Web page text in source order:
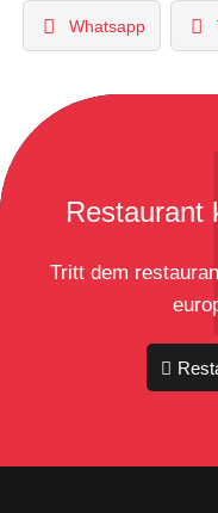
Whatsapp
Restaurant
Tritt dem